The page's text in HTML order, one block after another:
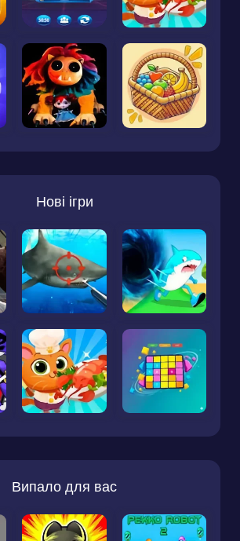
Нові ігри
Випало для вас